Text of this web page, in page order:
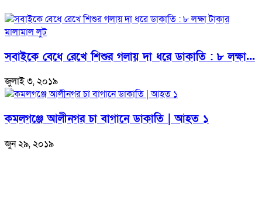
সবাইকে বেধে রেখে শিশুর গলায় দা ধরে ডাকাতি : ৮ লক্ষা...
জুলাই ৩, ২০১৯
কমলগঞ্জে আলীনগর চা বাগানে ডাকাতি | আহত ১
জুন ২৯, ২০১৯